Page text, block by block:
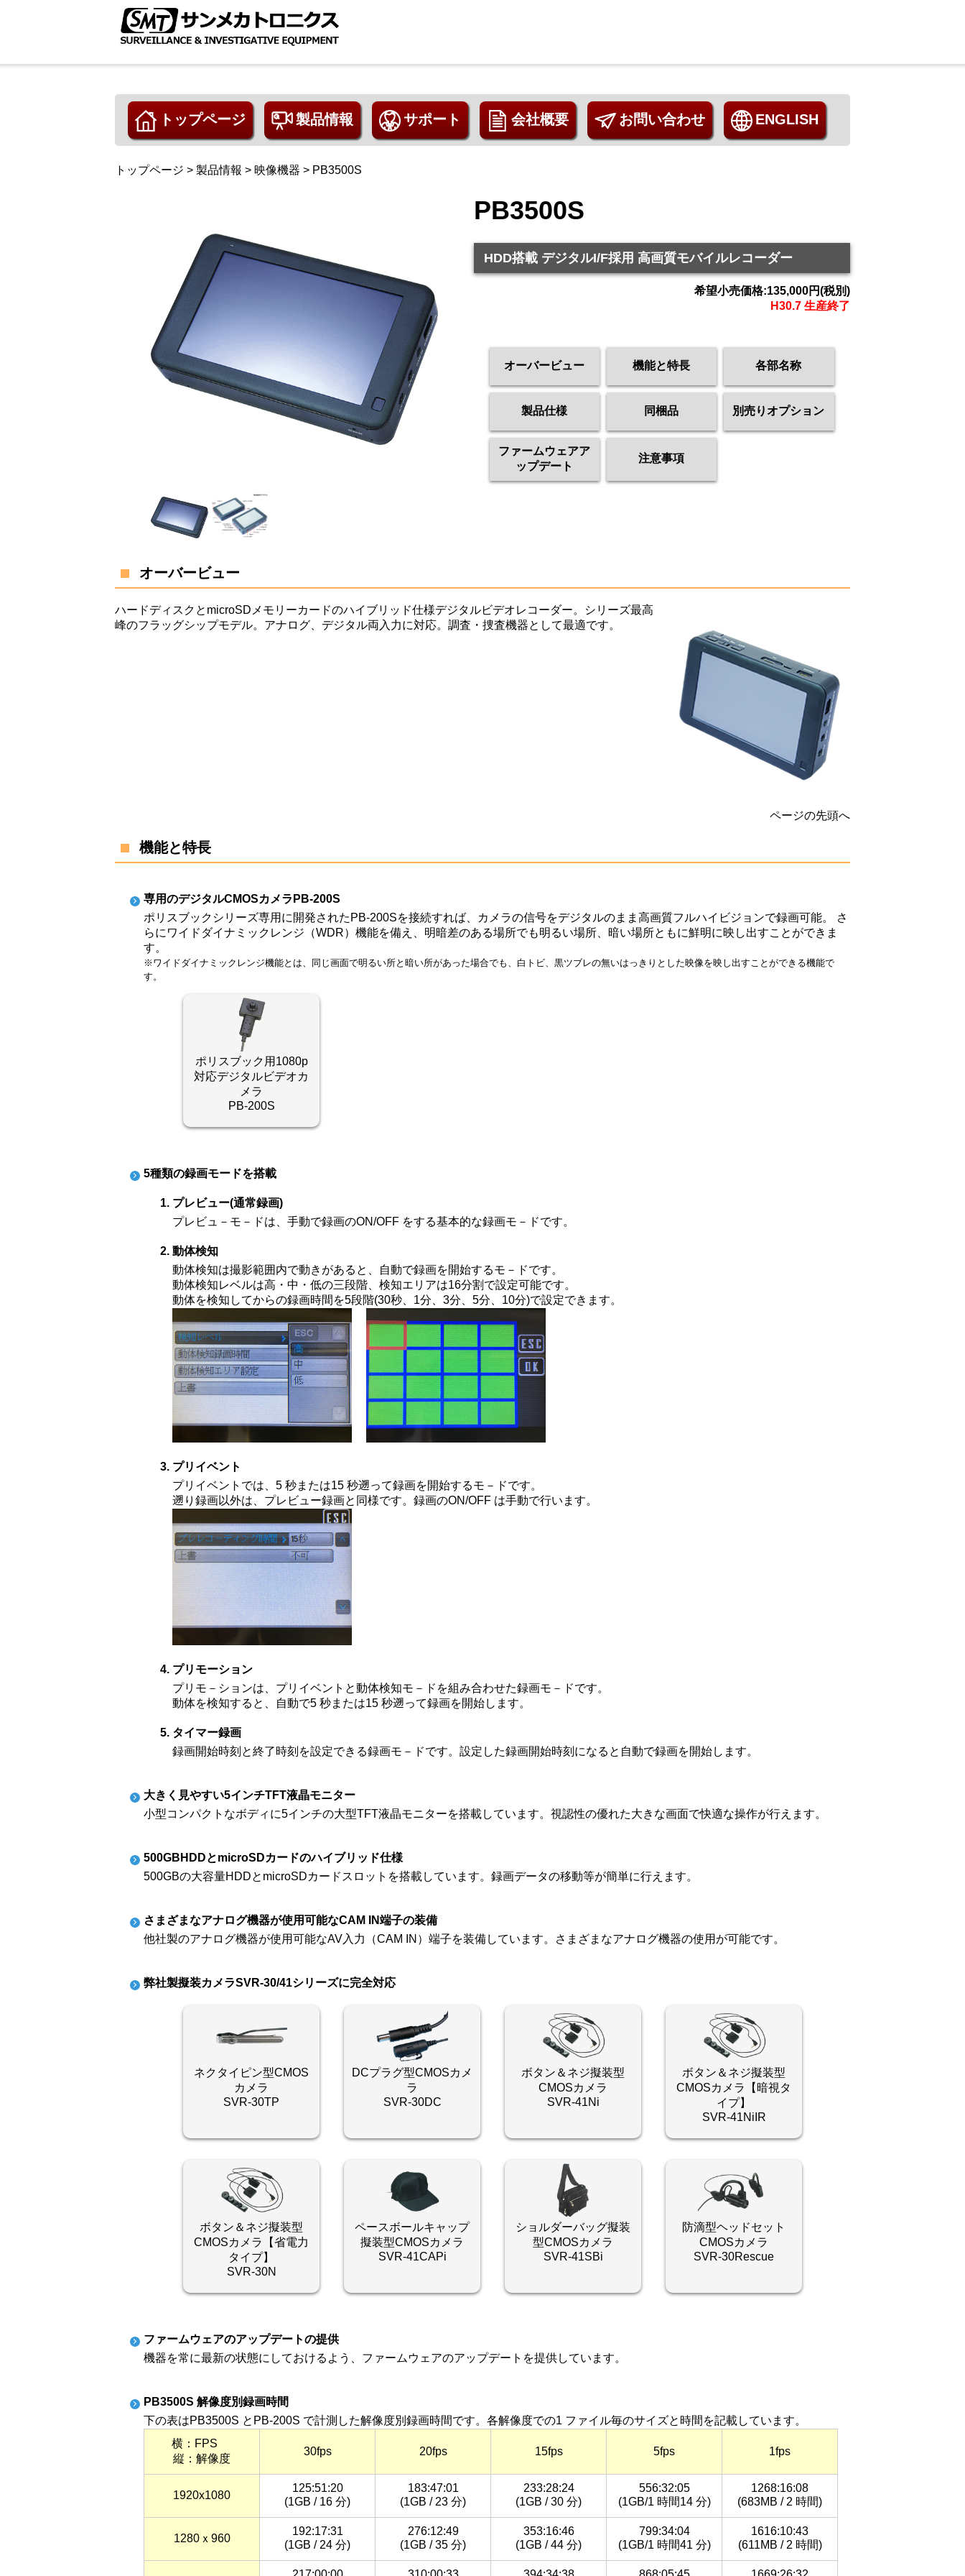
トップページ 製品情報 サポート 会社概要 お問い合わせ ENGLISH
トップページ > 製品情報 > 映像機器 > PB3500S
PB3500S
HDD搭載 デジタルI/F採用 高画質モバイルレコーダー
希望小売価格:135,000円(税別)
H30.7 生産終了
オーバービュー 機能と特長 各部名称
製品仕様 同梱品 別売りオプション
ファームウェアア
ップデート
注意事項
オーバービュー
ハードディスクとmicroSDメモリーカードのハイブリッド仕様デジタルビデオレコーダー。シリーズ最高
峰のフラッグシップモデル。アナログ、デジタル両入力に対応。調査・捜査機器として最適です。
ページの先頭へ
機能と特長
専用のデジタルCMOSカメラPB-200S
ポリスブックシリーズ専用に開発されたPB-200Sを接続すれば、カメラの信号をデジタルのまま高画質フルハイビジョンで録画可能。 さ
らにワイドダイナミックレンジ（WDR）機能を備え、明暗差のある場所でも明るい場所、暗い場所ともに鮮明に映し出すことができま
す。
※ワイドダイナミックレンジ機能とは、同じ画面で明るい所と暗い所があった場合でも、白トビ、黒ツブレの無いはっきりとした映像を映し出すことができる機能で
す。
ポリスブック用1080p
対応デジタルビデオカ
メラ
PB-200S
5種類の録画モードを搭載
プレビュー(通常録画)
プレビュ－モ－ドは、手動で録画のON/OFF をする基本的な録画モ－ドです。
動体検知
動体検知は撮影範囲内で動きがあると、自動で録画を開始するモ－ドです。
動体検知レベルは高・中・低の三段階、検知エリアは16分割で設定可能です。
動体を検知してからの録画時間を5段階(30秒、1分、3分、5分、10分)で設定できます。
プリイベント
プリイベントでは、5 秒または15 秒遡って録画を開始するモ－ドです。
遡り録画以外は、プレビュー録画と同様です。録画のON/OFF は手動で行います。
プリモーション
プリモ－ションは、プリイベントと動体検知モ－ドを組み合わせた録画モ－ドです。
動体を検知すると、自動で5 秒または15 秒遡って録画を開始します。
タイマー録画
録画開始時刻と終了時刻を設定できる録画モ－ドです。設定した録画開始時刻になると自動で録画を開始します。
大きく見やすい5インチTFT液晶モニター
小型コンパクトなボディに5インチの大型TFT液晶モニターを搭載しています。視認性の優れた大きな画面で快適な操作が行えます。
500GBHDDとmicroSDカードのハイブリッド仕様
500GBの大容量HDDとmicroSDカードスロットを搭載しています。録画データの移動等が簡単に行えます。
さまざまなアナログ機器が使用可能なCAM IN端子の装備
他社製のアナログ機器が使用可能なAV入力（CAM IN）端子を装備しています。さまざまなアナログ機器の使用が可能です。
弊社製擬装カメラSVR-30/41シリーズに完全対応
ネクタイピン型CMOS
カメラ
SVR-30TP
DCプラグ型CMOSカメ
ラ
SVR-30DC
ボタン＆ネジ擬装型
CMOSカメラ
SVR-41Ni
ボタン＆ネジ擬装型
CMOSカメラ【暗視タ
イプ】
SVR-41NiIR
ボタン＆ネジ擬装型
CMOSカメラ【省電力
タイプ】
SVR-30N
ペースボールキャップ
擬装型CMOSカメラ
SVR-41CAPi
ショルダーバッグ擬装
型CMOSカメラ
SVR-41SBi
防滴型ヘッドセット
CMOSカメラ
SVR-30Rescue
ファームウェアのアップデートの提供
機器を常に最新の状態にしておけるよう、ファームウェアのアップデートを提供しています。
PB3500S 解像度別録画時間
下の表はPB3500S とPB-200S で計測した解像度別録画時間です。各解像度での1 ファイル毎のサイズと時間を記載しています。
横：FPS
縦：解像度
30fps 20fps 15fps 5fps 1fps
1920x1080
125:51:20
(1GB / 16 分)
183:47:01
(1GB / 23 分)
233:28:24
(1GB / 30 分)
556:32:05
(1GB/1 時間14 分)
1268:16:08
(683MB / 2 時間)
1280ｘ960
192:17:31
(1GB / 24 分)
276:12:49
(1GB / 35 分)
353:16:46
(1GB / 44 分)
799:34:04
(1GB/1 時間41 分)
1616:10:43
(611MB / 2 時間)